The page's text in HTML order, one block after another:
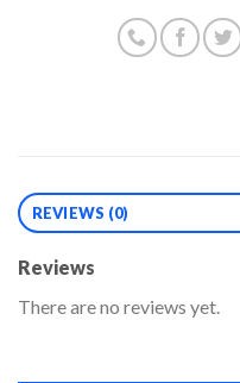
REVIEWS (0)
Reviews
There are no reviews yet.